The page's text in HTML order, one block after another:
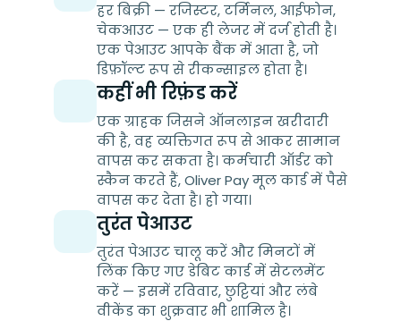
हर बिक्री — रजिस्टर, टर्मिनल, आईफोन,
चेकआउट — एक ही लेजर में दर्ज होती है।
एक पेआउट आपके बैंक में आता है, जो
डिफ़ॉल्ट रूप से रीकन्साइल होता है।
कहीं भी रिफ़ंड करें
एक ग्राहक जिसने ऑनलाइन खरीदारी
की है, वह व्यक्तिगत रूप से आकर सामान
वापस कर सकता है। कर्मचारी ऑर्डर को
स्कैन करते हैं, Oliver Pay मूल कार्ड में पैसे
वापस कर देता है। हो गया।
तुरंत पेआउट
तुरंत पेआउट चालू करें और मिनटों में
लिंक किए गए डेबिट कार्ड में सेटलमेंट
करें — इसमें रविवार, छुट्टियां और लंबे
वीकेंड का शुक्रवार भी शामिल है।